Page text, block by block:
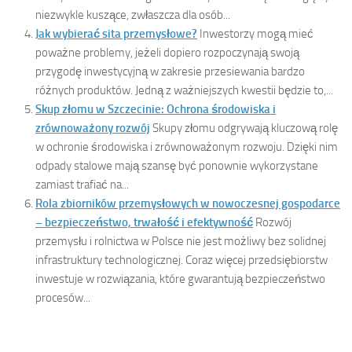
niezwykle kuszące, zwłaszcza dla osób...
Jak wybierać sita przemysłowe? Inwestorzy mogą mieć
poważne problemy, jeżeli dopiero rozpoczynają swoją
przygodę inwestycyjną w zakresie przesiewania bardzo
różnych produktów. Jedną z ważniejszych kwestii będzie to,...
Skup złomu w Szczecinie: Ochrona środowiska i
zrównoważony rozwój Skupy złomu odgrywają kluczową rolę
w ochronie środowiska i zrównoważonym rozwoju. Dzięki nim
odpady stalowe mają szansę być ponownie wykorzystane
zamiast trafiać na...
Rola zbiorników przemysłowych w nowoczesnej gospodarce
– bezpieczeństwo, trwałość i efektywność Rozwój
przemysłu i rolnictwa w Polsce nie jest możliwy bez solidnej
infrastruktury technologicznej. Coraz więcej przedsiębiorstw
inwestuje w rozwiązania, które gwarantują bezpieczeństwo
procesów...